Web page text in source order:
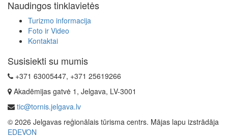
Naudingos tinklavietės
Turizmo informacija
Foto ir Video
Kontaktai
Susisiekti su mumis
+371 63005447, +371 25619266
Akadēmijas gatvė 1, Jelgava, LV-3001
tic@tornis.jelgava.lv
© 2026 Jelgavas reģionālais tūrisma centrs. Mājas lapu izstrādāja
EDEVON